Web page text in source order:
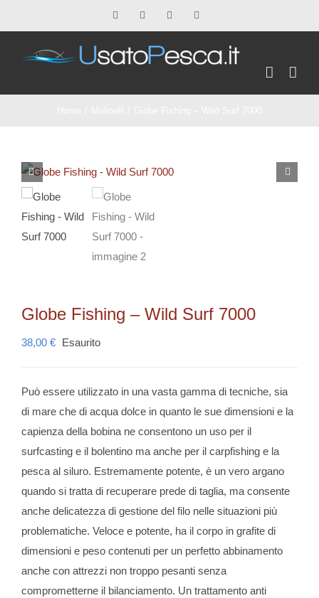
al
contenuto
Facebook Instagram
Globe Fishing – Wild Surf 7000
38,00 € Esaurito
Può essere utilizzato in una vasta gamma di tecniche, sia
di mare che di acqua dolce in quanto le sue dimensioni e la
capienza della bobina ne consentono un uso per il
surfcasting e il bolentino ma anche per il carpfishing e la
pesca al siluro. Estremamente potente, è un vero argano
quando si tratta di recuperare prede di taglia, ma consente
anche delicatezza di gestione del filo nelle situazioni più
problematiche. Veloce e potente, ha il corpo in grafite di
dimensioni e peso contenuti per un perfetto abbinamento
anche con attrezzi non troppo pesanti senza
comprometterne il bilanciamento. Un trattamento anti